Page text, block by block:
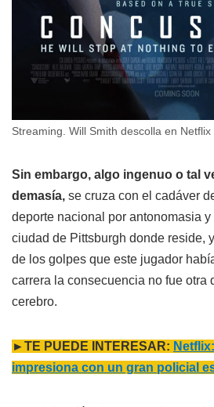
Streaming. Will Smith descolla en
Sin embargo, algo ingenuo o tal
demasía, se cruza con el cadáver
deporte nacional por antonomasia
ciudad de Pittsburgh donde reside,
de los golpes que este jugador
carrera la consecuencia no fue otra
cerebro.
►TE PUEDE INTERESAR:
impresiona con un gran policial